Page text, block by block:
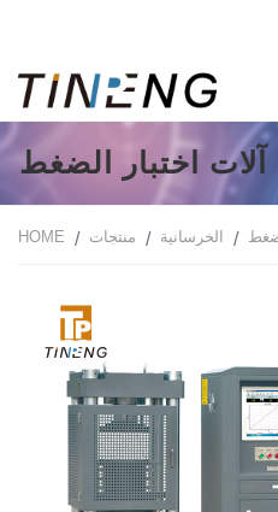
آلات اختبار الضغط
HOME منتجات الخرسانية